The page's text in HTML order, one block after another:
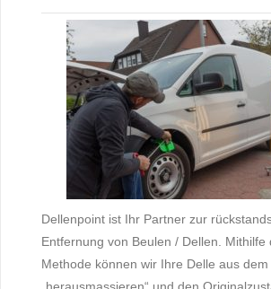
Dellenpoint ist Ihr Partner zur
Entfernung von Beulen / Dellen. Mithilfe
Methode können wir Ihre Delle aus dem